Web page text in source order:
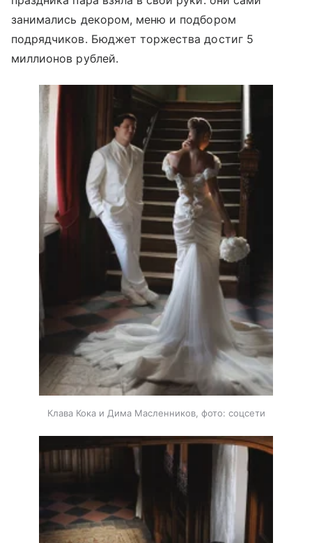
занимались декором, меню и подбором
подрядчиков. Бюджет торжества достиг 5
миллионов рублей.
Клава Кока и Дима Масленников, фото: соцсети